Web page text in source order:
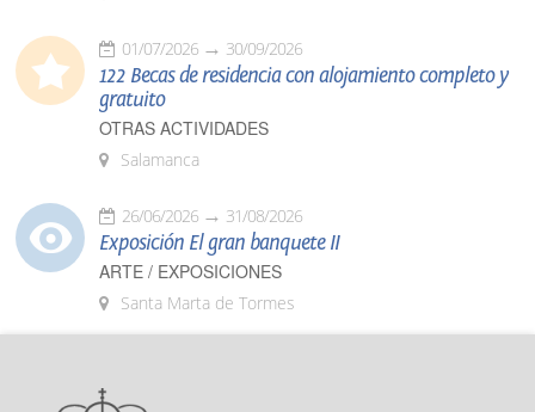
01/07/2026 30/09/2026
122 Becas de residencia con alojamiento completo y
gratuito
OTRAS ACTIVIDADES
Salamanca
26/06/2026 31/08/2026
Exposición El gran banquete II
ARTE / EXPOSICIONES
Santa Marta de Tormes